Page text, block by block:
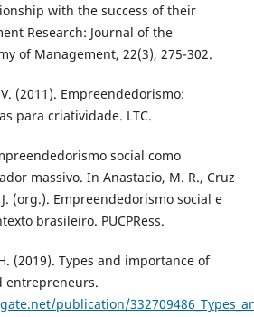
with the success of their
Research: Journal of the
of Management, 22(3), 275-302.
(2011). Empreendedorismo:
para criatividade. LTC.
social como
massivo. In Anastacio, M. R., Cruz
(org.). Empreendedorismo social e
brasileiro. PUCPRess.
(2019). Types and importance of
entrepreneurs.
publication/